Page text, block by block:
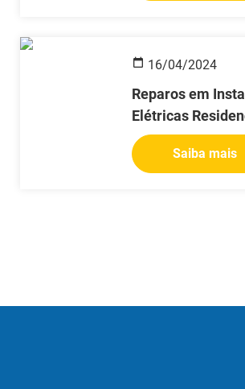
16/04/2024
Reparos em
Elétricas
Saiba mais